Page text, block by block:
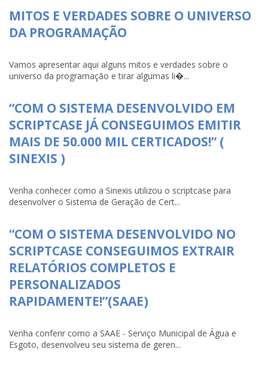
MITOS E VERDADES SOBRE O UNIVERSO
DA PROGRAMAÇÃO
Vamos apresentar aqui alguns mitos e verdades sobre o
universo da programação e tirar algumas li�...
“COM O SISTEMA DESENVOLVIDO EM
SCRIPTCASE JÁ CONSEGUIMOS EMITIR
MAIS DE 50.000 MIL CERTICADOS!” (
SINEXIS )
Venha conhecer como a Sinexis utilizou o scriptcase para
desenvolver o Sistema de Geração de Cert...
“COM O SISTEMA DESENVOLVIDO NO
SCRIPTCASE CONSEGUIMOS EXTRAIR
RELATÓRIOS COMPLETOS E
PERSONALIZADOS
RAPIDAMENTE!”(SAAE)
Venha conferir como a SAAE - Serviço Municipal de Água e
Esgoto, desenvolveu seu sistema de geren...